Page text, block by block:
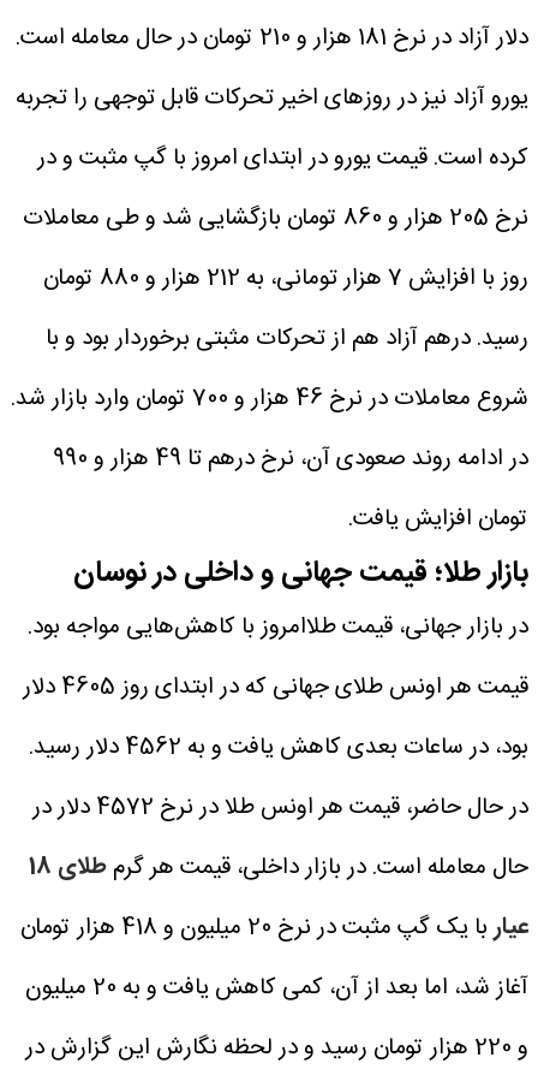
دلار آزاد در نرخ 181 هزار و 210 تومان در حال معامله است.
یورو آزاد نیز در روزهای اخیر تحرکات قابل توجهی را تجربه
کرده است. قیمت یورو در ابتدای امروز با گپ مثبت و در
نرخ 205 هزار و 860 تومان بازگشایی شد و طی معاملات
روز با افزایش 7 هزار تومانی، به 212 هزار و 880 تومان
رسید.درهم آزاد هم از تحرکات مثبتی برخوردار بود و با
شروع معاملات در نرخ 46 هزار و 700 تومان وارد بازار شد.
در ادامه روند صعودی آن، نرخ درهم تا 49 هزار و 990
تومان افزایش یافت.
بازار طلا؛ قیمت جهانی و داخلی در نوسان
در بازار جهانی، قیمت طلاامروز با کاهش‌هایی مواجه بود.
قیمت هر اونس طلای جهانی که در ابتدای روز 4605 دلار
بود، در ساعات بعدی کاهش یافت و به 4562 دلار رسید.
در حال حاضر، قیمت هر اونس طلا در نرخ 4572 دلار در
حال معامله است.در بازار داخلی، قیمت هر گرم
طلای 18
عیار
با یک گپ مثبت در نرخ 20 میلیون و 418 هزار تومان
آغاز شد، اما بعد از آن، کمی کاهش یافت و به 20 میلیون
و 220 هزار تومان رسید و در لحظه نگارش این گزارش در